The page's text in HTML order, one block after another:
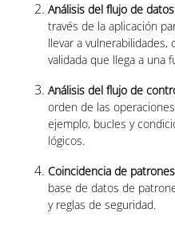
Análisis del flujo de datos
través de la aplicación
llevar a
validada que llega a una
Análisis del flujo de
orden de las
ejemplo, bucles y
lógicos.
Coincidencia de patrones
base de datos de
y reglas de seguridad.